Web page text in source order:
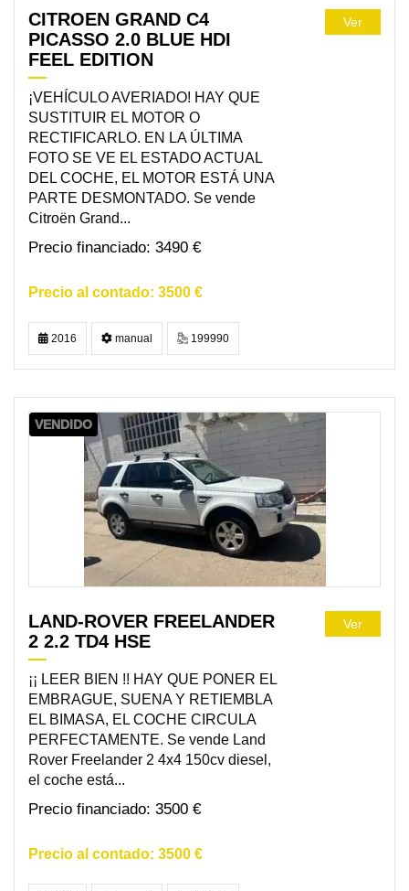
CITROEN GRAND C4
PICASSO 2.0 BLUE HDI
FEEL EDITION
¡VEHÍCULO AVERIADO! HAY QUE
SUSTITUIR EL MOTOR O
RECTIFICARLO. EN LA ÚLTIMA
FOTO SE VE EL ESTADO ACTUAL
DEL COCHE, EL MOTOR ESTÁ UNA
PARTE DESMONTADO. Se vende
Citroën Grand...
3490 €
3500 €
Ver
2016 manual 199990
VENDIDO
LAND-ROVER FREELANDER
2 2.2 TD4 HSE
¡¡ LEER BIEN !! HAY QUE PONER EL
EMBRAGUE, SUENA Y RETIEMBLA
EL BIMASA, EL COCHE CIRCULA
PERFECTAMENTE. Se vende Land
Rover Freelander 2 4x4 150cv diesel,
el coche está...
3500 €
3500 €
Ver